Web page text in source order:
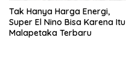
Tak Hanya Harga Energi,
Super El Nino Bisa Karena Itu
Malapetaka Terbaru